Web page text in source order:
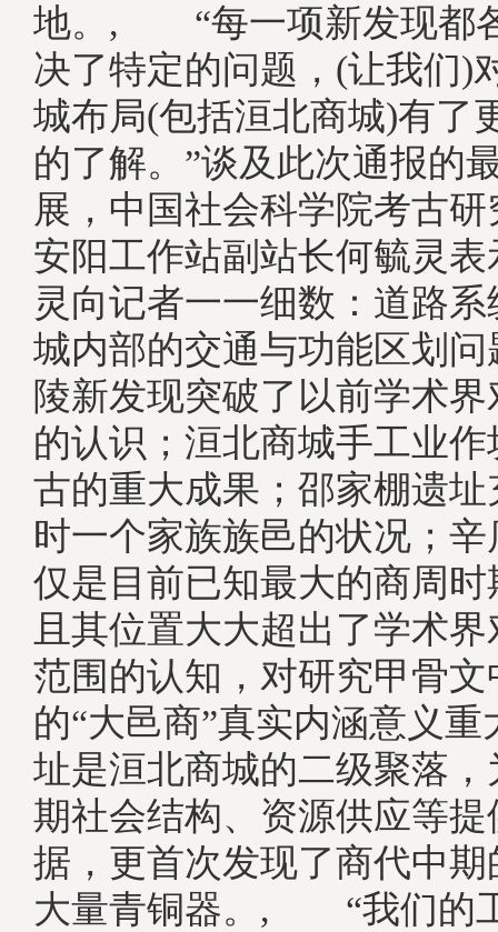
地。, “每一项新发现都
决了特定的问题，(让我们)
城布局(包括洹北商城)有了
的了解。”谈及此次通报的
展，中国社会科学院考古
安阳工作站副站长何毓
灵向记者一一细数：道路
城内部的交通与功能区划
陵新发现突破了以前学术
的认识；洹北商城手工业
古的重大成果；邵家棚遗
时一个家族族邑的状况；
仅是目前已知最大的商周
且其位置大大超出了学术
范围的认知，对研究甲骨文
的“大邑商”真实内涵意义
址是洹北商城的二级聚落
期社会结构、资源供应等
据，更首次发现了商代中
大量青铜器。, “我们的